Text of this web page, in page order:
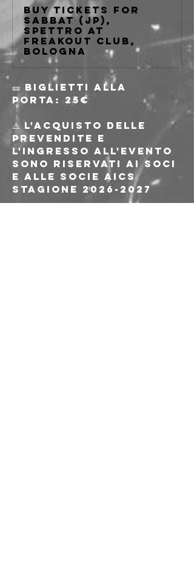
Buy tickets for
Sabbat (JP),
Spettro at
freakout club,
Bologna
🎫 Biglietti alla
porta: 25€
⚠️ L'acquisto delle
prevendite e
l'ingresso all'evento
sono riservati ai soci
e alle socie AICS
stagione 2026-2027